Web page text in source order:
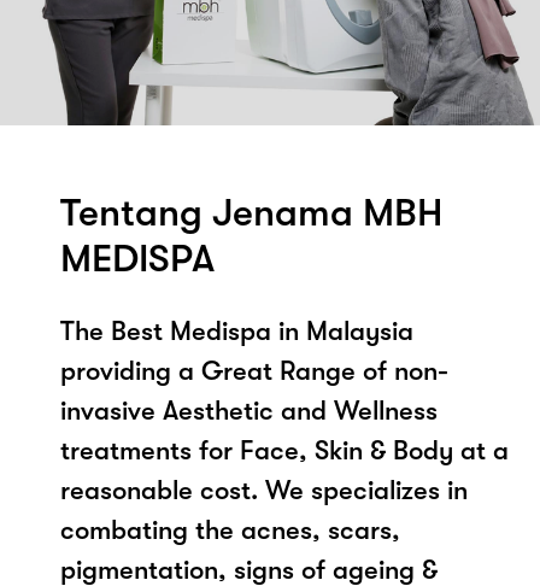
Tentang Jenama MBH
MEDISPA
The Best Medispa in Malaysia
providing a Great Range of non-
invasive Aesthetic and Wellness
treatments for Face, Skin & Body at a
reasonable cost. We specializes in
combating the acnes, scars,
pigmentation, signs of ageing &